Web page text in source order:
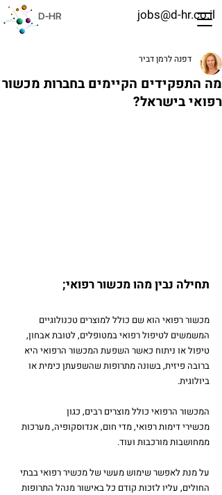
D-HR jobs@d-hr.co.il
מה התפקידים הקיימים בחברות מכשור
רפואי בישראל?
דפנה לרמן דביר
תחילה נבין מהו מכשור רפואי;
מכשור רפואי הוא שם כולל למוצרים טכנולוגיים
המשמשים לטיפול רפואי במטופלים, לטובת אבחון,
טיפול או ניתוח כאשר השפעת המכשור הרפואי היא
ברובה פיזית, בשונה מתרופות שהשפעתן כימית או
ביולוגית.
המכשור הרפואי כולל מוצרים רבים, כגון
מכשירי דימות רפואי, מדי חום, אנדוסקופיה, מערכות
ממחושבות מורכבות ועוד.
על מנת לאפשר שימוש מעשי של מכשיר רפואי בבתי
החולים, עליו לזכות קודם כל באישור מנהל התרופות